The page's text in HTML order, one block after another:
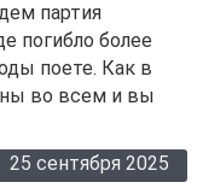
партия
погибло более
поете. Как в
во всем и вы
25 сентября 2025